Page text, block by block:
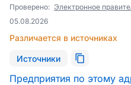
Проверено: Электронное
05.08.2026
Различается в источниках
Источники
Предприятия по этому